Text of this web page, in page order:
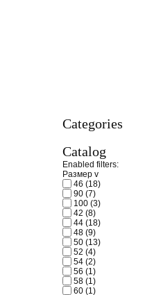
Categories
Catalog
Enabled filters:
Размер v
46 (18)
90 (7)
100 (3)
42 (8)
44 (18)
48 (9)
50 (13)
52 (4)
54 (2)
56 (1)
58 (1)
60 (1)